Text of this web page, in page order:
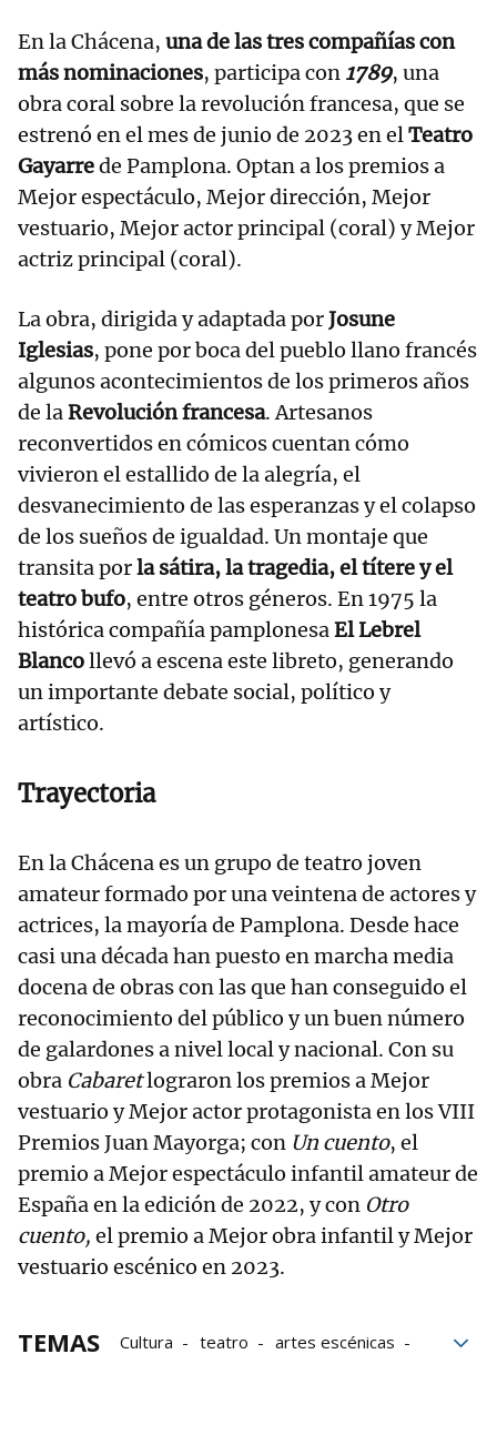
En la Chácena, una de las tres compañías con
más nominaciones, participa con 1789, una
obra coral sobre la revolución francesa, que se
estrenó en el mes de junio de 2023 en elTeatro
Gayarrede Pamplona. Optan a los premios a
Mejor espectáculo, Mejor dirección, Mejor
vestuario, Mejor actor principal (coral) y Mejor
actriz principal (coral).
La obra, dirigida y adaptada porJosune
Iglesias, pone por boca del pueblo llano francés
algunos acontecimientos de los primeros años
de laRevolución francesa. Artesanos
reconvertidos en cómicos cuentan cómo
vivieron el estallido de la alegría, el
desvanecimiento de las esperanzas y el colapso
de los sueños de igualdad. Un montaje que
transita porla sátira, la tragedia, el títere y el
teatro bufo, entre otros géneros. En 1975 la
histórica compañía pamplonesaEl Lebrel
Blancollevó a escena este libreto, generando
un importante debate social, político y
artístico.
Trayectoria
En la Chácena es un grupo de teatro joven
amateur formado por una veintena de actores y
actrices, la mayoría de Pamplona. Desde hace
casi una década han puesto en marcha media
docena de obras con las que han conseguido el
reconocimiento del público y un buen número
de galardones a nivel local y nacional. Con su
obra Cabaretlograron los premios a Mejor
vestuario y Mejor actor protagonista en los VIII
Premios Juan Mayorga; con Un cuento, el
premio a Mejor espectáculo infantil amateur de
España en la edición de 2022, y con Otro
cuento, el premio a Mejor obra infantil y Mejor
vestuario escénico en 2023.
TEMAS Cultura teatro
artes escénicas